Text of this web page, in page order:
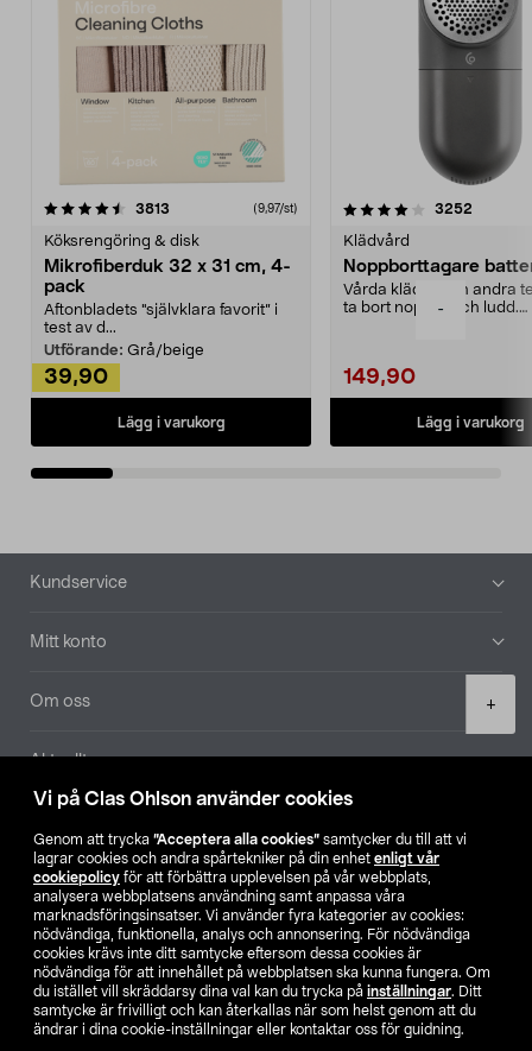
Vi på Clas Ohlson använder cookies
Genom att trycka ”Acceptera alla cookies” samtycker du till att vi
lagrar cookies och andra spårtekniker på din enhet enligt vår
cookiepolicy för att förbättra upplevelsen på vår webbplats,
analysera webbplatsens användning samt anpassa våra
marknadsföringsinsatser. Vi använder fyra kategorier av cookies:
nödvändiga, funktionella, analys och annonsering. För nödvändiga
cookies krävs inte ditt samtycke eftersom dessa cookies är
nödvändiga för att innehållet på webbplatsen ska kunna fungera. Om
du istället vill skräddarsy dina val kan du trycka på inställningar. Ditt
samtycke är frivilligt och kan återkallas när som helst genom att du
ändrar i dina cookie-inställningar eller kontaktar oss för guidning.
-
+
3813 (9,97/st)
Köksrengöring & disk
Mikrofiberduk 32 x 31 cm, 4-
pack
Aftonbladets "självklara favorit” i
test av d...
Utförande: Grå/beige
39,90
Lägg i varukorg
4.0av 5 stjärnor 3252
Klädvård
Noppborttagare
Vårda kläder och andra
ta bort noppor och ludd.
149,90
Lägg i varukorg
4.5av 5 stjärnor
Sidfot
Kundservice
Mitt konto
Om oss
Aktuellt
Hitta butik
SE NO FI